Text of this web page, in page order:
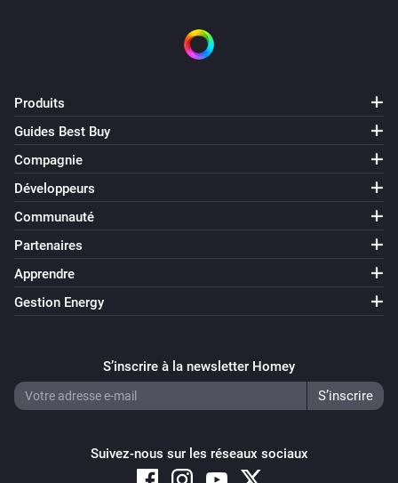
Produits
Guides Best Buy
Compagnie
Développeurs
Communauté
Partenaires
Apprendre
Gestion Energy
S’inscrire à la newsletter Homey
Suivez-nous sur les réseaux sociaux